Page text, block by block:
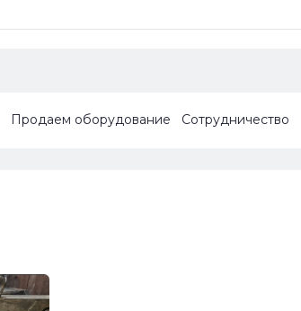
Продаем оборудование Сотрудничество